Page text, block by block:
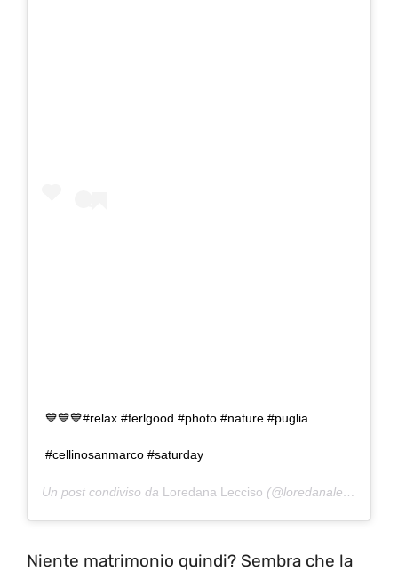
💙💙💙#relax #ferlgood #photo #nature #puglia
#cellinosanmarco #saturday
Un post condiviso da Loredana Lecciso (@loredanalecciso_) in data:
Niente matrimonio quindi? Sembra che la